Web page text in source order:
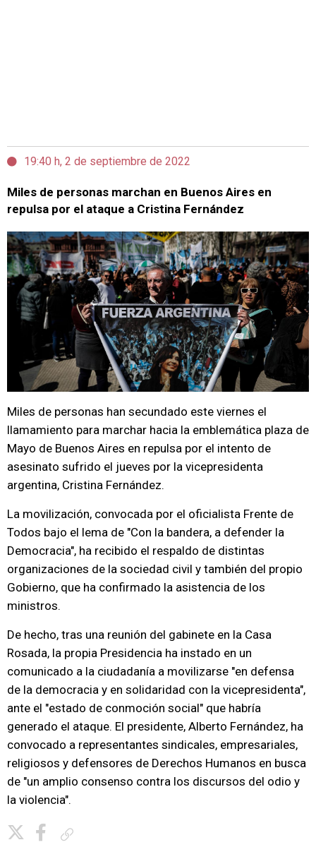
19:40 h, 2 de septiembre de 2022
Miles de personas marchan en Buenos Aires en
repulsa por el ataque a Cristina Fernández
Miles de personas han secundado este viernes el
llamamiento para marchar hacia la emblemática plaza de
Mayo de Buenos Aires en repulsa por el intento de
asesinato sufrido el jueves por la vicepresidenta
argentina, Cristina Fernández.
La movilización, convocada por el oficialista Frente de
Todos bajo el lema de "Con la bandera, a defender la
Democracia", ha recibido el respaldo de distintas
organizaciones de la sociedad civil y también del propio
Gobierno, que ha confirmado la asistencia de los
ministros.
De hecho, tras una reunión del gabinete en la Casa
Rosada, la propia Presidencia ha instado en un
comunicado a la ciudadanía a movilizarse "en defensa
de la democracia y en solidaridad con la vicepresidenta",
ante el "estado de conmoción social" que habría
generado el ataque. El presidente, Alberto Fernández, ha
convocado a representantes sindicales, empresariales,
religiosos y defensores de Derechos Humanos en busca
de "un amplio consenso contra los discursos del odio y
la violencia".